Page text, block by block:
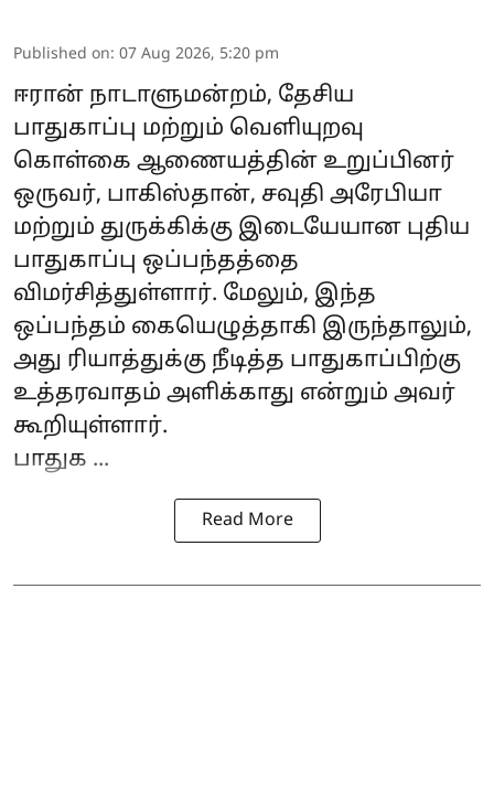
Published on: 07 Aug 2026, 5:20 pm
ஈரான் நாடாளுமன்றம், தேசிய
பாதுகாப்பு மற்றும் வெளியுறவு
கொள்கை ஆணையத்தின் உறுப்பினர்
ஒருவர், பாகிஸ்தான், சவுதி அரேபியா
மற்றும் துருக்கிக்கு இடையேயான புதிய
பாதுகாப்பு ஒப்பந்தத்தை
விமர்சித்துள்ளார். மேலும், இந்த
ஒப்பந்தம் கையெழுத்தாகி இருந்தாலும்,
அது ரியாத்துக்கு நீடித்த பாதுகாப்பிற்கு
உத்தரவாதம் அளிக்காது என்றும் அவர்
கூறியுள்ளார்.
பாதுக ...
Read More